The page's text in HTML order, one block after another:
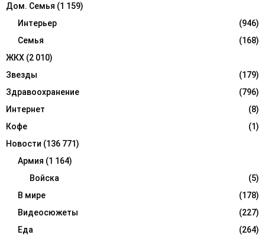
Дом. Семья (1 159)
Интерьер
(946)
Семья
(168)
ЖКХ (2 010)
Звезды
(179)
Здравоохранение
(796)
Интернет
(8)
Кофе
(1)
Новости (136 771)
Армия (1 164)
Войска
(5)
В мире
(178)
Видеосюжеты
(227)
Еда
(264)